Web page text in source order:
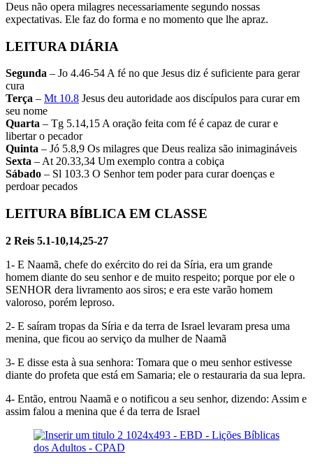
Deus não opera milagres necessariamente segundo nossas
expectativas. Ele faz do forma e no momento que lhe apraz.
LEITURA DIÁRIA
Segunda – Jo 4.46-54 A fé no que Jesus diz é suficiente para gerar
cura
Terça – Mt 10.8 Jesus deu autoridade aos discípulos para curar em
seu nome
Quarta – Tg 5.14,15 A oração feita com fé é capaz de curar e
libertar o pecador
Quinta – Jó 5.8,9 Os milagres que Deus realiza são inimagináveis
Sexta – At 20.33,34 Um exemplo contra a cobiça
Sábado – Sl 103.3 O Senhor tem poder para curar doenças e
perdoar pecados
LEITURA BÍBLICA EM CLASSE
2 Reis 5.1-10,14,25-27
1- E Naamã, chefe do exército do rei da Síria, era um grande
homem diante do seu senhor e de muito respeito; porque por ele o
SENHOR dera livramento aos siros; e era este varão homem
valoroso, porém leproso.
2- E saíram tropas da Síria e da terra de Israel levaram presa uma
menina, que ficou ao serviço da mulher de Naamã
3- E disse esta à sua senhora: Tomara que o meu senhor estivesse
diante do profeta que está em Samaria; ele o restauraria da sua lepra.
4- Então, entrou Naamã e o notificou a seu senhor, dizendo: Assim e
assim falou a menina que é da terra de Israel